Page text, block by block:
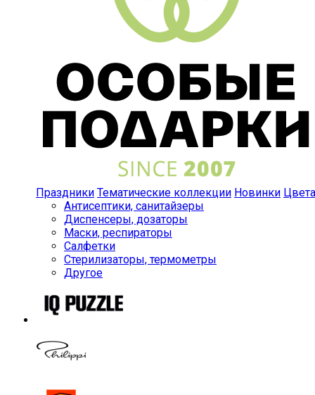
Праздники Тематические коллекции Новинки Цвета
Антисептики, санитайзеры
Диспенсеры, дозаторы
Маски, респираторы
Салфетки
Стерилизаторы, термометры
Другое